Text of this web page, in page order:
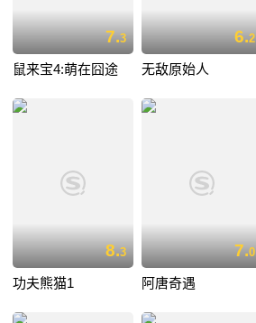
7.3
鼠来宝4:萌在囧途
6.2
无敌原始人
8.3
功夫熊猫1
7.0
阿唐奇遇